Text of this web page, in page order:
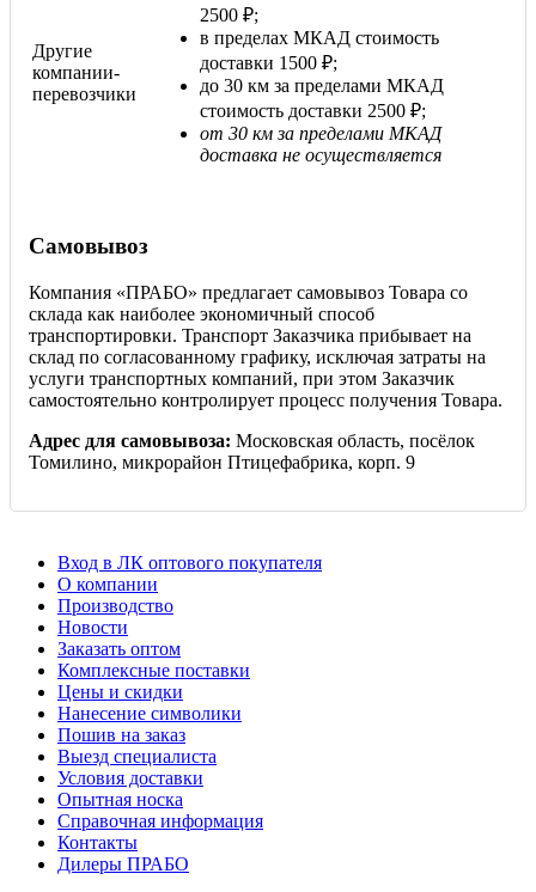
Другие
компании-
перевозчики
2500 ₽;
в пределах МКАД стоимость
доставки 1500 ₽;
до 30 км за пределами МКАД
стоимость доставки 2500 ₽;
от 30 км за пределами МКАД
доставка не осуществляется
Самовывоз
Компания «ПРАБО» предлагает самовывоз Товара со
склада как наиболее экономичный способ
транспортировки. Транспорт Заказчика прибывает на
склад по согласованному графику, исключая затраты на
услуги транспортных компаний, при этом Заказчик
самостоятельно контролирует процесс получения Товара.
Адрес для самовывоза: Московская область, посёлок
Томилино, микрорайон Птицефабрика, корп. 9
Вход в ЛК оптового покупателя
О компании
Производство
Новости
Заказать оптом
Комплексные поставки
Цены и скидки
Нанесение символики
Пошив на заказ
Выезд специалиста
Условия доставки
Опытная носка
Справочная информация
Контакты
Дилеры ПРАБО